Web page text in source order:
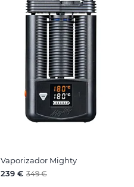
Vaporizador Mighty
239 € 349 €